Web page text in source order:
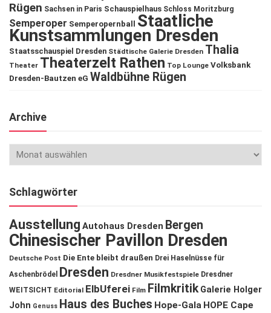
Rügen Sachsen in Paris Schauspielhaus Schloss Moritzburg
Semperoper Semperopernball Staatliche
Kunstsammlungen Dresden
Staatsschauspiel Dresden Städtische Galerie Dresden Thalia
Theater Theaterzelt Rathen Top Lounge Volksbank
Dresden-Bautzen eG Waldbühne Rügen
Archive
Schlagwörter
Ausstellung Autohaus Dresden Bergen
Chinesischer Pavillon Dresden
Deutsche Post Die Ente bleibt draußen Drei Haselnüsse für
Aschenbrödel
Dresden Dresdner Musikfestspiele Dresdner
WEITSICHT Editorial ElbUferei Film Filmkritik Galerie Holger
John Genuss Haus des Buches Hope-Gala HOPE Cape